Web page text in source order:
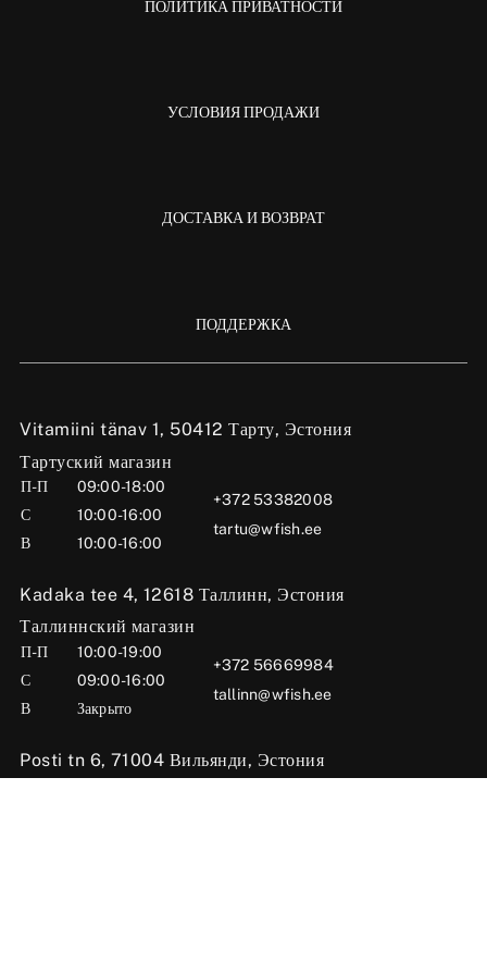
Vitamiini tänav 1, 50412 Тарту, Эстония
Тартуский магазин
П-П
09:00-18:00
С
10:00-16:00
В
10:00-16:00
+372 53382008
tartu@wfish.ee
Kadaka tee 4, 12618 Таллинн, Эстония
Таллиннский магазин
П-П
10:00-19:00
С
09:00-16:00
В
Закрыто
+372 56669984
tallinn@wfish.ee
Posti tn 6, 71004 Вильянди, Эстония
ПОЛИТИКА ПРИВАТНОСТИ
УСЛОВИЯ ПРОДАЖИ
ДОСТАВКА И ВОЗВРАТ
ПОДДЕРЖКА